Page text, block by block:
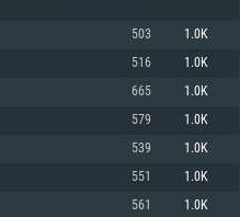
503 1.0K
516 1.0K
665 1.0K
579 1.0K
539 1.0K
551 1.0K
561 1.0K